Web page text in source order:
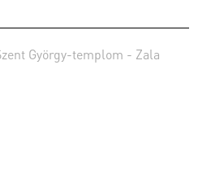
György-templom - Zala